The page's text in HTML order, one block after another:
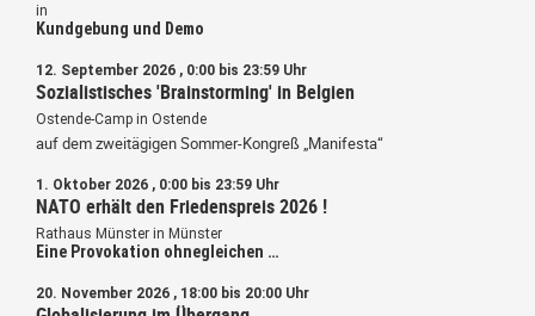
in
Kundgebung und Demo
12. September 2026 , 0:00 bis 23:59 Uhr
Sozialistisches 'Brainstorming' in Belgien
Ostende-Camp in Ostende
auf dem zweitägigen Sommer-Kongreß „Manifesta“
1. Oktober 2026 , 0:00 bis 23:59 Uhr
NATO erhält den Friedenspreis 2026 !
Rathaus Münster in Münster
Eine Provokation ohnegleichen …
20. November 2026 , 18:00 bis 20:00 Uhr